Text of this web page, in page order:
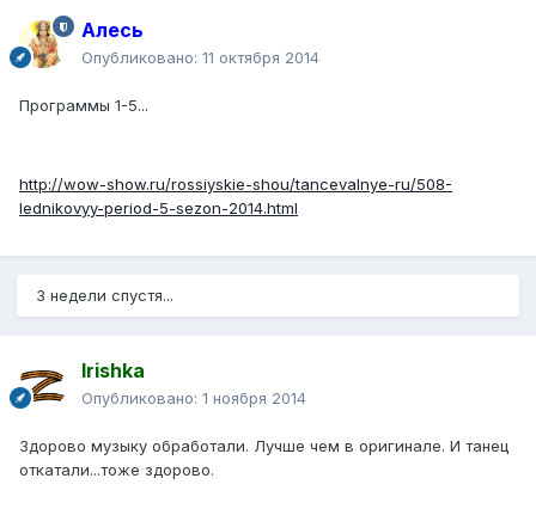
Алесь
Опубликовано: 11 октября 2014
Программы 1-5...
http://wow-show.ru/rossiyskie-shou/tancevalnye-ru/508-
lednikovyy-period-5-sezon-2014.html
3 недели спустя...
Irishka
Опубликовано: 1 ноября 2014
Здорово музыку обработали. Лучше чем в оригинале. И танец
откатали...тоже здорово.